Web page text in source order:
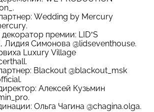
.
Wedding by Mercury
.
премии: LID’S
Лидия Симонова @lidseventhouse.
Luxury Village
.
Blackout @blackout_msk
.
Алексей Кузьмин
.
Ольга Чагина @chagina.olga.